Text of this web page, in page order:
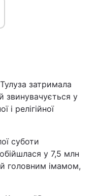
затримала
звинувачується у
і релігійної
суботи
у 7,5 млн
головним імамом,